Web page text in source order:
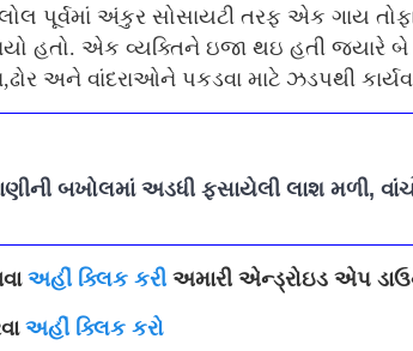
પૂર્વમાં અંકુર સોસાયટી તરફ એક ગાય
હતો. એક વ્યક્તિને ઇજા થઇ હતી જયારે
અને વાંદરાઓને પકડવા માટે ઝડપથી
બખોલમાં અડધી ફસાયેલી લાશ મળી,
અહીં ક્લિક કરી અમારી એન્ડ્રોઇડ એપ
અહીં ક્લિક કરો